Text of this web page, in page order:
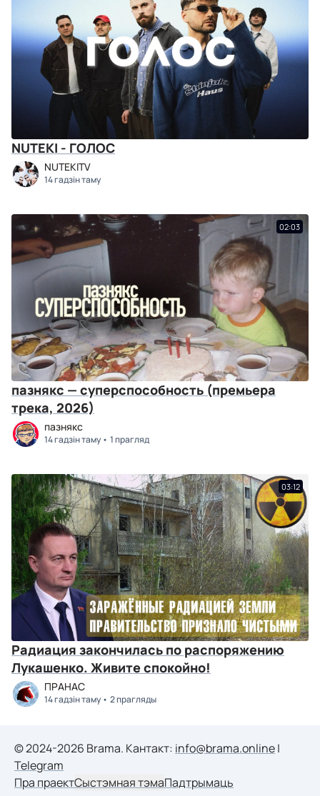
NUTEKI - ГОЛОС
NUTEKITV
14 гадзін таму
02:03
пазнякс — суперспособность (премьера
трека, 2026)
пазнякс
14 гадзін таму 1 прагляд
03:12
Радиация закончилась по распоряжению
Лукашенко. Живите спокойно!
ПРАНАС
14 гадзін таму 2 прагляды
© 2024-2026 Brama. Кантакт: info@brama.online|
Telegram
Пра праектСыстэмная тэмаПадтрымаць